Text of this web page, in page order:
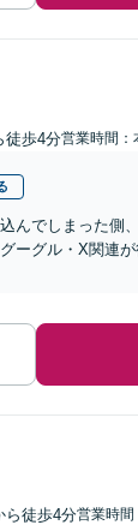
徒歩4分営業時間：
でしまった側
ーグル・X関連
ら徒歩4分営業時間